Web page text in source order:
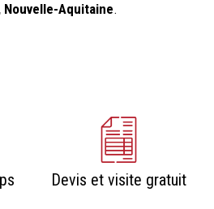
Nouvelle-Aquitaine.
Devis et visite gratuit